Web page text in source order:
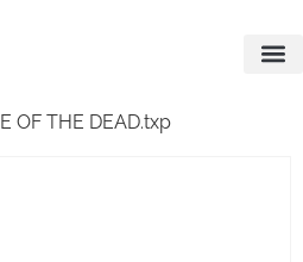
OF THE DEAD.txp